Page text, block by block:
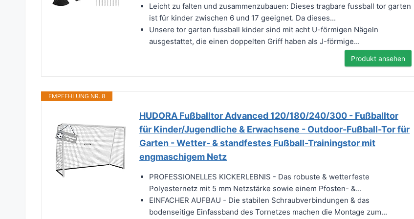
Leicht zu falten und zusammenzubauen: Dieses tragbare fussball tor garten
ist für kinder zwischen 6 und 17 geeignet. Da dieses...
Unsere tor garten fussball kinder sind mit acht U-förmigen Nägeln
ausgestattet, die einen doppelten Griff haben als J-förmige...
Produkt ansehen
EMPFEHLUNG NR. 8
HUDORA Fußballtor Advanced 120/180/240/300 - Fußballtor
für Kinder/Jugendliche & Erwachsene - Outdoor-Fußball-Tor für
Garten - Wetter- & standfestes Fußball-Trainingstor mit
engmaschigem Netz
PROFESSIONELLES KICKERLEBNIS - Das robuste & wetterfeste
Polyesternetz mit 5 mm Netzstärke sowie einem Pfosten- &...
EINFACHER AUFBAU - Die stabilen Schraubverbindungen & das
bodenseitige Einfassband des Tornetzes machen die Montage zum...